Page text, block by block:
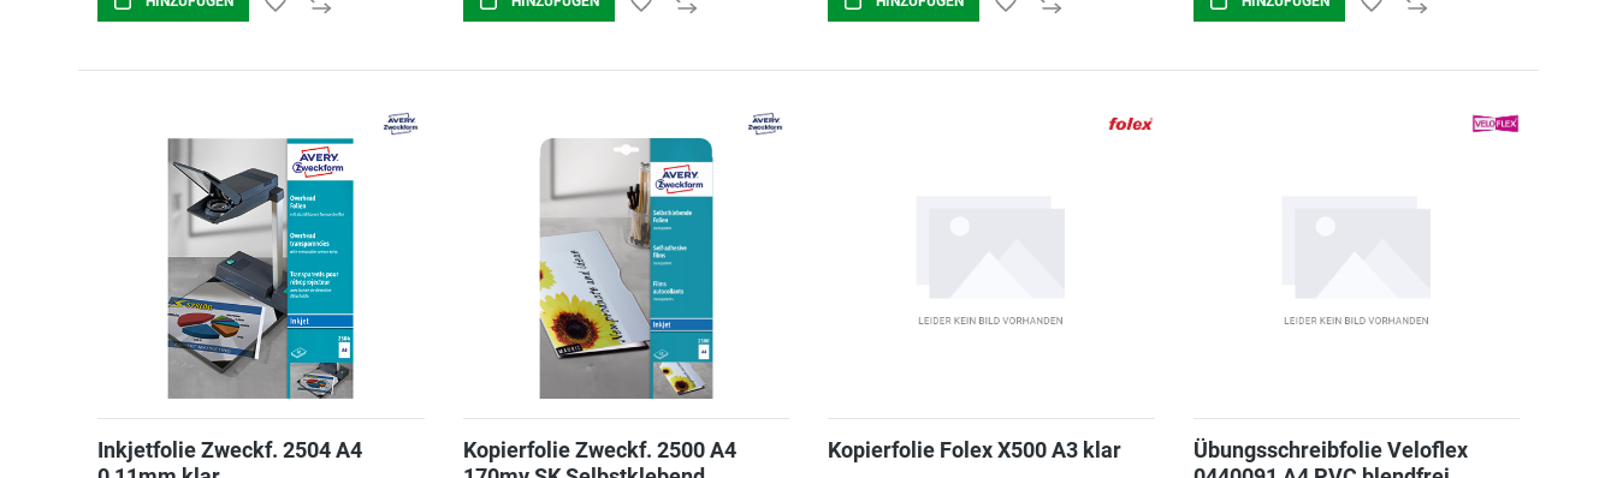
Inkjetfolie Zweckf. 2504 A4
Kopierfolie Zweckf. 2500 A4
Kopierfolie Folex X500 A3 klar
Übungsschreibfolie Veloflex